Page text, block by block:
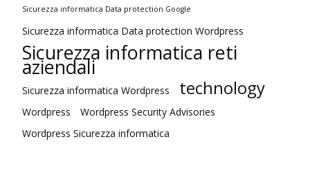
Sicurezza informatica Data protection Google
Sicurezza informatica Data protection Wordpress
Sicurezza informatica reti
aziendali
Sicurezza informatica Wordpress technology
Wordpress
Wordpress Security Advisories
Wordpress Sicurezza informatica